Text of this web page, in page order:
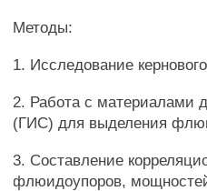
Методы:
1. Исследование
2. Работа с материалами
(ГИС) для выделения
3. Составление
флюидоупоров,